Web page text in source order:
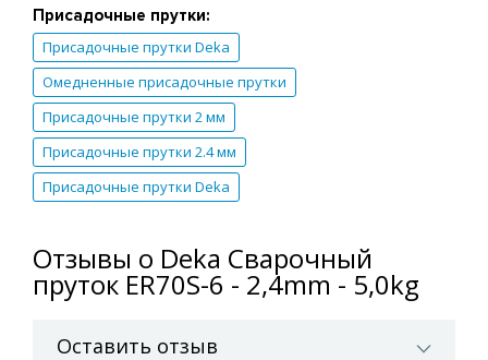
Присадочные прутки:
Присадочные прутки Deka
Омедненные присадочные прутки
Присадочные прутки 2 мм
Присадочные прутки 2.4 мм
Присадочные прутки Deka
Отзывы о Deka Сварочный
пруток ER70S-6 - 2,4mm - 5,0kg
Оставить отзыв